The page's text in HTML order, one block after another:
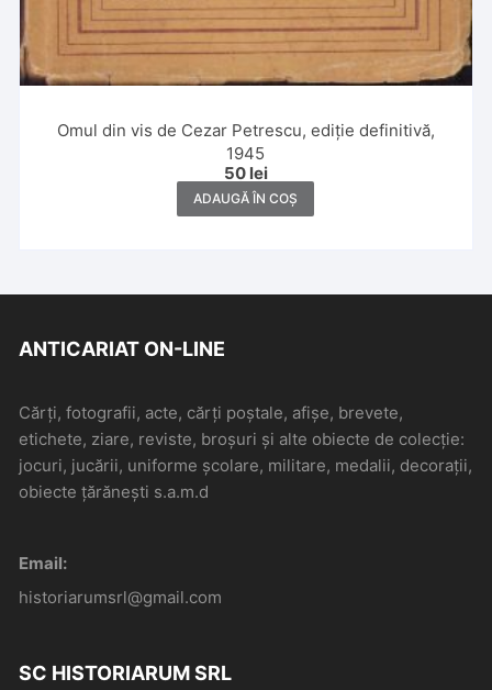
Omul din vis de Cezar Petrescu, ediție definitivă,
1945
50 lei
ADAUGĂ ÎN COȘ
ANTICARIAT ON-LINE
Cărți, fotografii, acte, cărți poștale, afișe, brevete,
etichete, ziare, reviste, broșuri și alte obiecte de colecție:
jocuri, jucării, uniforme școlare, militare, medalii, decorații,
obiecte țărănești s.a.m.d
Email:
historiarumsrl@gmail.com
SC HISTORIARUM SRL